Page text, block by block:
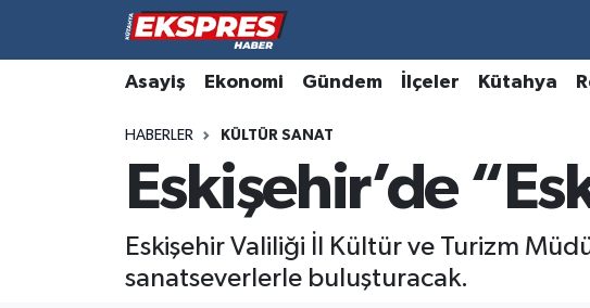
Asayiş Ekonomi Gündem İlçeler Kütahya
HABERLER KÜLTÜR SANAT
Eskişehir’de
Eskişehir Valiliği İl Kültür ve Turizm
sanatseverlerle buluşturacak.
Altıntaş
Aslanapa
Biyografiler
Hava Durumu
Trafik Durumu
Süper Lig Puan Durumu ve Fikstür
Tüm Manşetler